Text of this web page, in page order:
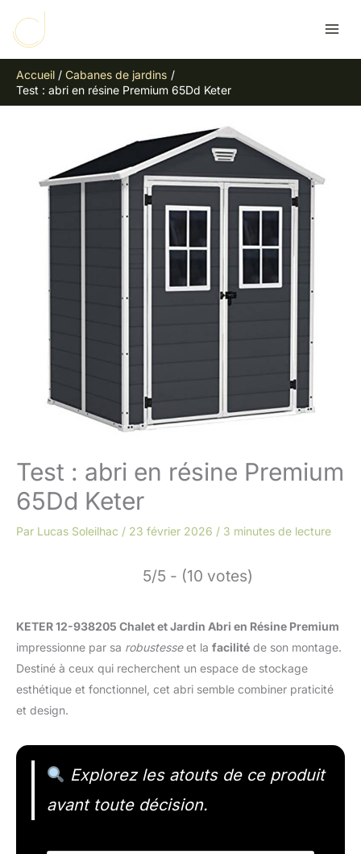
contenu
Accueil
Cabanes de jardins
Test : abri en résine Premium 65Dd Keter
Test : abri en résine Premium
65Dd Keter
Par Lucas Soleilhac / 23 février 2026 / 3 minutes de lecture
5/5 - (10 votes)
KETER 12-938205 Chalet et Jardin Abri en Résine Premium
impressionne par sa robustesseet la facilité de son montage.
Destiné à ceux qui recherchent un espace de stockage
esthétique et fonctionnel, cet abri semble combiner praticité
et design.
Explorez les atouts de ce produit
avant toute décision.
e
h